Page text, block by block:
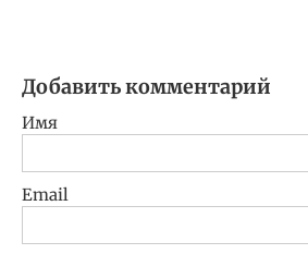
Добавить комментарий
Имя
Email